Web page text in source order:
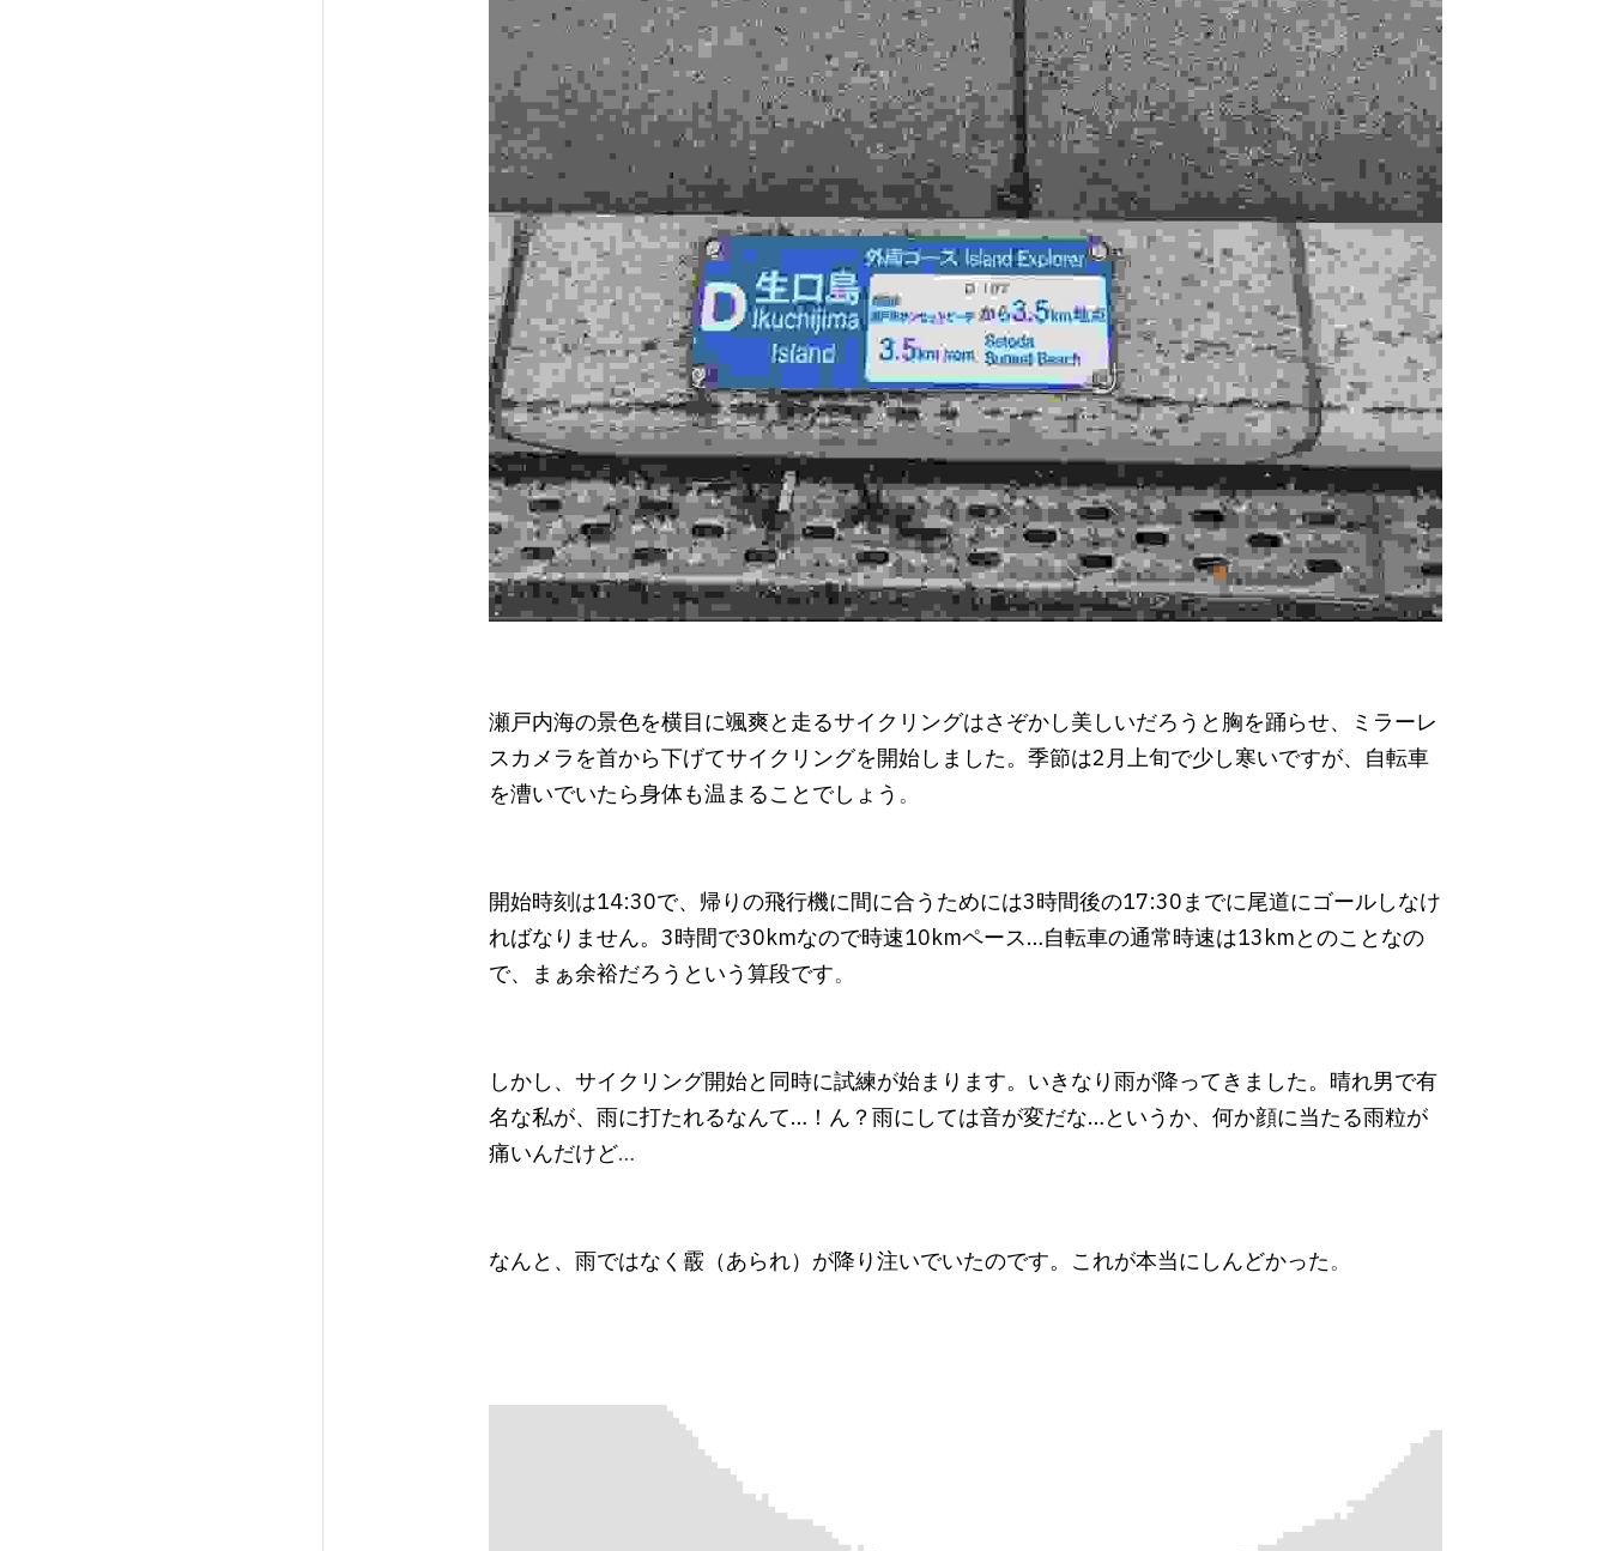
瀬戸内海の景色を横目に颯爽と走るサイクリングはさぞかし美しいだろうと胸を踊らせ、ミラーレ
スカメラを首から下げてサイクリングを開始しました。季節は2月上旬で少し寒いですが、自転車
を漕いでいたら身体も温まることでしょう 。
開始時刻は14:30で、帰りの飛行機に間に合うためには3時間後の17:30までに尾道にゴールしなけ
ればなりません。3時間で30kmなので時速10kmペース…自転車の通常時速は13kmとのことなの
で、まぁ余裕だろうという算段です。
しかし、サイクリング開始と同時に試練が始まります。いきなり雨が降ってきました。晴れ男で有
名な私が、雨に打たれるなんて…！ん？雨にしては音が変だな…というか、何か顔に当たる雨粒が
痛いんだけど…
なんと、雨ではなく霰（あられ）が降り注いでいたのです。これが本当にしんどかった。